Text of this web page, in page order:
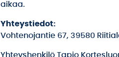
aikaa.
Yhteystiedot:
Vohtenojantie 67, 39580
Yhteyshenkilö Tapio